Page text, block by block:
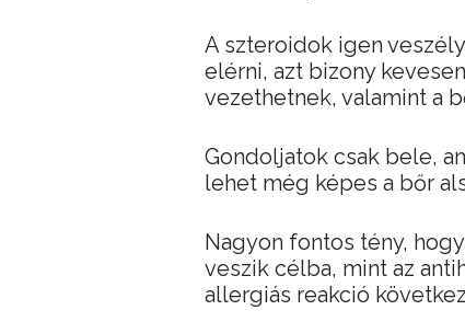
A szteroidok igen
elérni, azt bizony
vezethetnek, valamint a
Gondoljatok csak bele,
lehet még képes a bőr
Nagyon fontos tény,
veszik célba, mint az
allergiás reakció